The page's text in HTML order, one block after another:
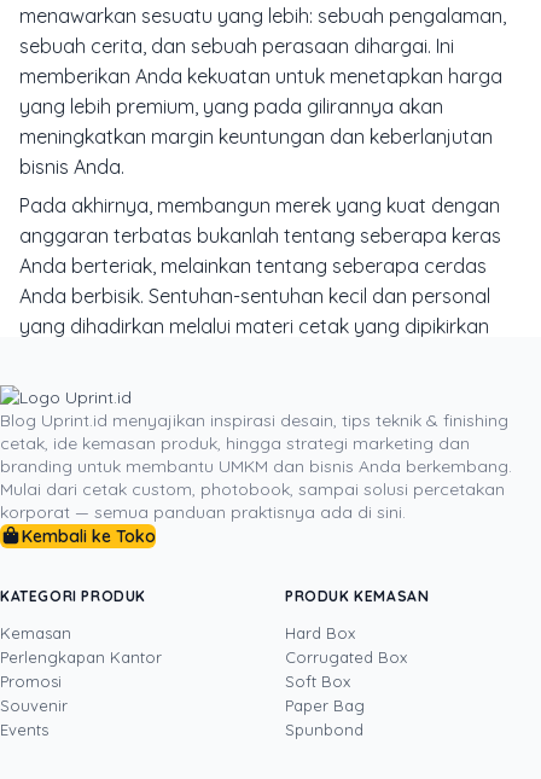
menawarkan sesuatu yang lebih: sebuah pengalaman,
sebuah cerita, dan sebuah perasaan dihargai. Ini
memberikan Anda kekuatan untuk menetapkan harga
yang lebih premium, yang pada gilirannya akan
meningkatkan margin keuntungan dan keberlanjutan
bisnis Anda.
Pada akhirnya, membangun merek yang kuat dengan
anggaran terbatas bukanlah tentang seberapa keras
Anda berteriak, melainkan tentang seberapa cerdas
Anda berbisik. Sentuhan-sentuhan kecil dan personal
yang dihadirkan melalui materi cetak yang dipikirkan
jauh lebih dalam daripada kampanye iklan yang mahal.
Ini adalah tentang mengubah biaya promosi menjadi
investasi pada pengalaman pelanggan. Dengan fokus
pada detail-detail yang menyenangkan dan
menunjukkan kepedulian, Anda tidak hanya menjual
sebuah produk; Anda sedang membangun sebuah
bisnis Anda.
DITULIS OLEH
· Cofounder
Blog Uprint.id menyajikan inspirasi desain, tips teknik & finishing
cetak, ide kemasan produk, hingga strategi marketing dan
branding untuk membantu UMKM dan bisnis Anda berkembang.
Mulai dari cetak custom, photobook, sampai solusi percetakan
korporat — semua panduan praktisnya ada di sini.
Kembali ke Toko
KATEGORI PRODUK
Kemasan
Perlengkapan Kantor
Promosi
Souvenir
Events
PRODUK KEMASAN
Hard Box
Corrugated Box
Soft Box
Paper Bag
Spunbond